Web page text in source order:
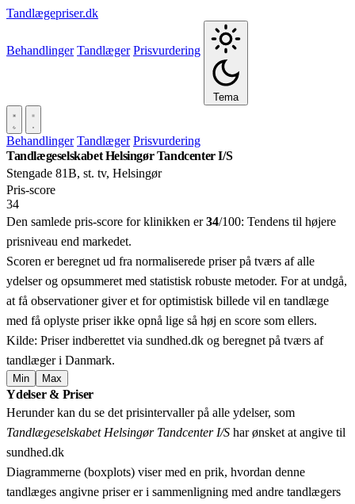
Tandlægepriser.dk
Behandlinger Tandlæger Prisvurdering
Tema
Behandlinger Tandlæger Prisvurdering
Tandlægeselskabet Helsingør Tandcenter I/S
Stengade 81B, st. tv, Helsingør
Pris‑score
34
Den samlede pris-score for klinikken er34/100: Tendens til højere
prisniveau end markedet.
Scoren er beregnet ud fra normaliserede priser på tværs af alle
ydelser og opsummeret med statistisk robuste metoder. For at undgå,
at få observationer giver et for optimistisk billede vil en tandlæge
med få oplyste priser ikke opnå lige så høj en score som ellers.
Kilde: Priser indberettet via sundhed.dk og beregnet på tværs af
tandlæger i Danmark.
Min Max
+
−
Ydelser & Priser
Herunder kan du se det prisintervaller på alle ydelser, som
Tandlægeselskabet Helsingør Tandcenter I/S har ønsket at angive til
sundhed.dk
Diagrammerne (boxplots) viser med en prik, hvordan denne
tandlæges angivne priser er i sammenligning med andre tandlægers